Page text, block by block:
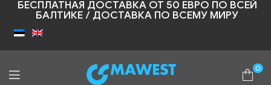
БЕСПЛАТНАЯ ДОСТАВКА ОТ 50 ЕВРО ПО ВСЕЙ
БАЛТИКЕ / ДОСТАВКА ПО ВСЕМУ МИРУ
0